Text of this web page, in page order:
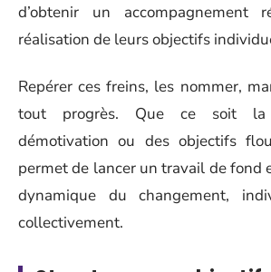
d’obtenir un accompagnement
réalisation de leurs objectifs
Repérer ces freins, les nommer,
tout progrès. Que ce soit la
démotivation ou des objectifs
permet de lancer un travail de fond
dynamique du changement,
collectivement.